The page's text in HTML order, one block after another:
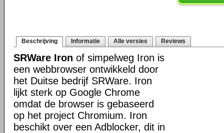
Beschrijving Informatie Alle versies Reviews
SRWare Iron of simpelweg Iron is
een webbrowser ontwikkeld door
het Duitse bedrijf SRWare. Iron
lijkt sterk op Google Chrome
omdat de browser is gebaseerd
op het project Chromium. Iron
beschikt over een Adblocker, dit in